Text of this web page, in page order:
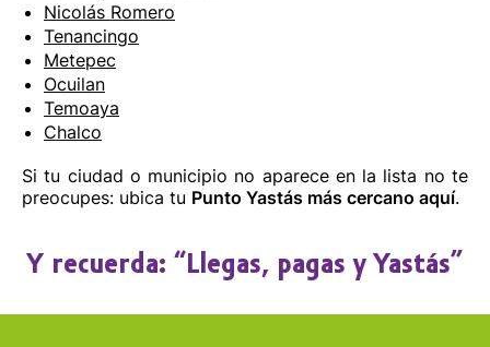
Nicolás Romero
Tenancingo
Metepec
Ocuilan
Temoaya
Chalco
Si tu ciudad o municipio no aparece en la lista no te
preocupes: ubica tu Punto Yastás más cercano aquí.
Y recuerda: “Llegas, pagas y Yastás”